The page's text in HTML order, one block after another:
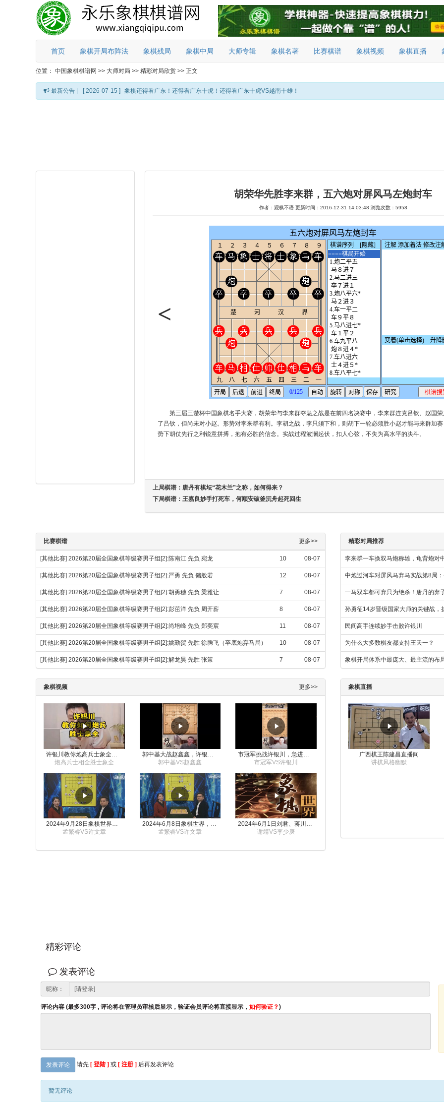
首页 象棋开局布阵法 象棋残局 象棋中局 大师专辑 象棋名著 比赛棋谱 象棋视频 象棋直播
位置： 中国象棋棋谱网 >> 大师对局 >> 精彩对局欣赏 >> 正文
最新公告 | [ 2026-07-15 ] 象棋还得看广东！还得看广东十虎！还得看广东十虎VS越南十雄！
胡荣华先胜李来群，五六炮对屏风马左炮封车
作者：观棋不语 更新时间：2016-12-31 14:03:48 浏览次数：5958
第三届三楚杯中国象棋名手大赛，胡荣华与李来群夺魁之战是在前四名决赛中，李来群连克吕钦、赵国
了吕钦，但尚未对小赵。形势对李来群有利。李胡之战，李只须下和，则胡下一轮必须胜小赵才能与来群加
势下胡仗先行之利锐意拼搏，抱有必胜的信念。实战过程波澜起伏，扣人心弦，不失为高水平的决斗。
<
上局棋谱： 唐丹有棋坛“花木兰”之称，如何得来？
下局棋谱： 王嘉良妙手打死车，何顺安破釜沉舟起死回生
比赛棋谱 更多>>
[其他比赛] 2026第20届全国象棋等级赛男子组[2]:陈南江 先负 宛龙 10 08-07
[其他比赛] 2026第20届全国象棋等级赛男子组[2]:严勇 先负 储般若 12 08-07
[其他比赛] 2026第20届全国象棋等级赛男子组[2]:胡勇穗 先负 梁雅让 7 08-07
[其他比赛] 2026第20届全国象棋等级赛男子组[2]:彭茁洋 先负 周开薪 8 08-07
[其他比赛] 2026第20届全国象棋等级赛男子组[2]:尚培峰 先负 郑奕宸 11 08-07
[其他比赛] 2026第20届全国象棋等级赛男子组[2]:姚勤贺 先胜 徐腾飞（卒底炮弃马局） 10 08-07
[其他比赛] 2026第20届全国象棋等级赛男子组[2]:解龙昊 先胜 张策 7 08-07
精彩对局推荐
李来群一车换双马炮称雄，龟背炮对
中炮过河车对屏风马弃马实战第8局
一马双车都可弃只为绝杀！唐丹的弃
孙勇征14岁晋级国家大师的关键战，
民间高手连续妙手击败许银川
为什么大多数棋友都支持王天一？
象棋开局体系中最庞大、最主流的布
象棋视频 更多>>
炮高兵士相全胜士象全
郭中基VS赵鑫鑫
市冠军VS许银川
2024年9月28日象棋世界栏目，刘君、蒋川讲解了第九届杨官璘杯象棋公开赛孟繁睿与许文章的对局
孟繁睿VS许文章
2024年6月8日象棋世界，刘君、蒋川讲解了第九届杨官璘杯全国象棋公开赛孟繁睿与许文章的对局
孟繁睿VS许文章
2024年6月1日刘君、蒋川讲解第三届上海杯象棋大师赛谢靖与李少庚的对局
谢靖VS李少庚
象棋直播
广西棋王陈建昌直播间
讲棋风格幽默
精彩评论
发表评论
昵称：
评论内容 (最多300字 , 评论将在管理员审核后显示，验证会员评论将直接显示， 如何验证？)
发表评论 请先 [ 登陆 ] 或 [ 注册 ] 后再发表评论
暂无评论